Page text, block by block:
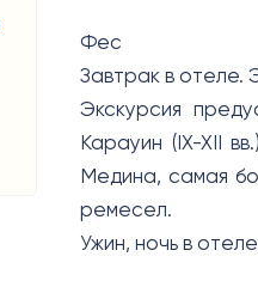
Фес
Завтрак в отеле.
Экскурсия
Карауин (IX-XII
Медина, самая
ремесел.
Ужин, ночь в